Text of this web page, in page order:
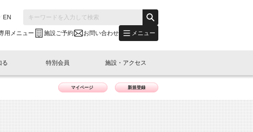
EN
用メニュー 施設ご予約 お問い合わせ メニュー
特別会員開催
What's "LINK-BioBAY TOKYO"？
会報誌 (News Letter)
ニュース・事業紹介
る
What’s LINK-J WEST
事業内容
特別会員
入会申し込み
施設・アクセス
施設ご予約
マイページ 新規登録